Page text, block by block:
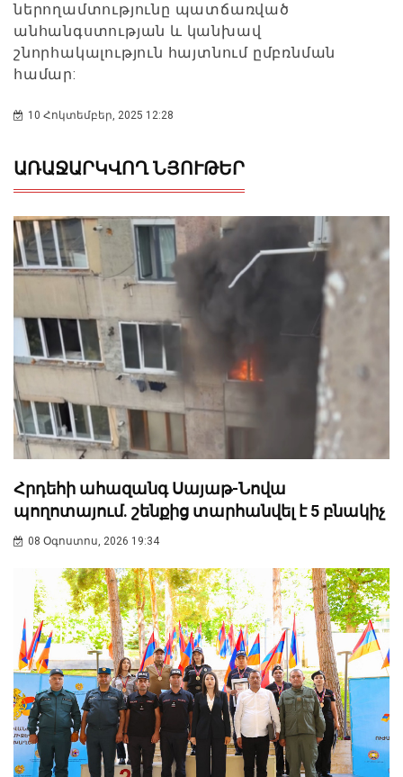
ներողամտությունը պատճառված
անհանգստության և կանխավ
շնորհակալություն հայտնում ըմբռնման
համար:
10 Հոկտեմբեր, 2025 12:28
ԱՌԱՋԱՐԿՎՈՂ ՆՅՈՒԹԵՐ
Հրդեհի ահազանգ Սայաթ-Նովա
պողոտայում. շենքից տարհանվել է 5 բնակիչ
08 Օգոստոս, 2026 19:34